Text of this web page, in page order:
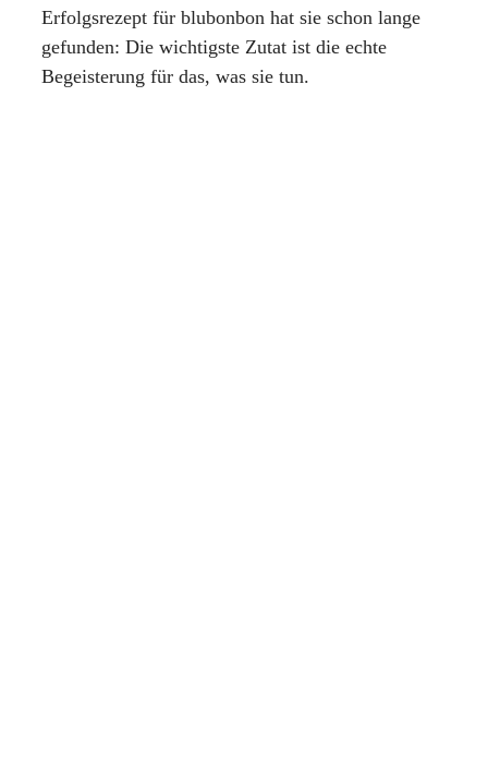
Erfolgsrezept für blubonbon hat sie schon lange
gefunden: Die wichtigste Zutat ist die echte
Begeisterung für das, was sie tun.